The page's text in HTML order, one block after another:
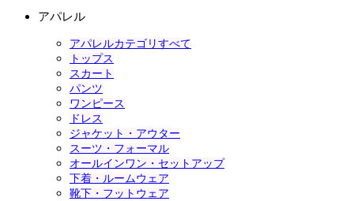
アパレル
アパレルカテゴリすべて
トップス
スカート
パンツ
ワンピース
ドレス
ジャケット・アウター
スーツ・フォーマル
オールインワン・セットアップ
下着・ルームウェア
靴下・フットウェア